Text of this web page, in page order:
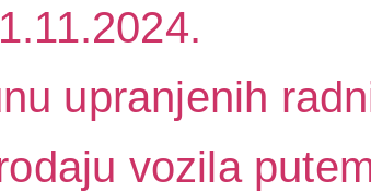
upranjenih
vozila